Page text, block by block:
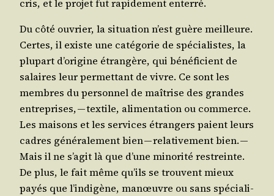
cris, et le pro­jet fut rapi­de­ment enterré.
Du côté ouvrier, la situa­tion n’est guère meilleure.
Certes, il existe une caté­go­rie de spé­cia­listes, la
plu­part d’o­ri­gine étran­gère, qui béné­fi­cient de
salaires leur per­met­tant de vivre. Ce sont les
membres du per­son­nel de maî­trise des grandes
entre­prises, — tex­tile, ali­men­ta­tion ou com­merce.
Les mai­sons et les ser­vices étran­gers paient leurs
cadres géné­ra­le­ment bien — rela­ti­ve­ment bien. —
Mais il ne s’a­git là que d’une mino­ri­té res­treinte.
De plus, le fait même qu’ils se trouvent mieux
payés que l’in­di­gène, manœuvre ou sans spé­cia­li­